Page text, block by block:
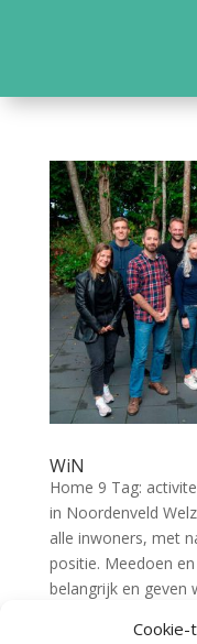
WiN
Home 9 Tag:
in Noordenveld
alle inwoners, met
positie. Meedoen
belangrijk en geven